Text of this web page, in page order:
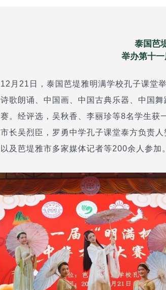
泰国芭
举办第十
12月21日，泰国芭堤雅明满学校孔子课堂
诗歌朗诵、中国画、中国古典乐器、中国
赛。经评选，吴秋香、李丽珍等8名学生获
市长吴烈臣，罗勇中学孔子课堂泰方负责
以及芭堤雅市多家媒体记者等200余人参加。